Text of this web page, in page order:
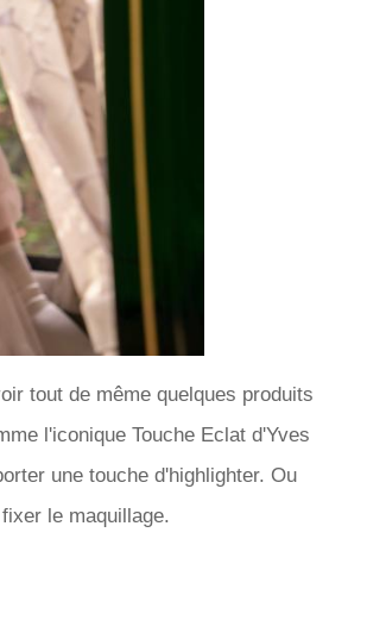
tout de même quelques produits
l'iconique Touche Eclat d'Yves
une touche d'highlighter. Ou
le maquillage.